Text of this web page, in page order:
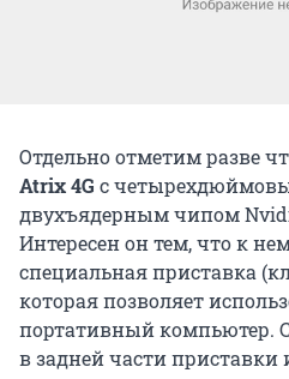
Отдельно отметим разве
Atrix 4G с
двухъядерным чипом
Интересен он тем, что к
специальная приставка
которая позволяет
портативный компьютер.
в задней части приставки